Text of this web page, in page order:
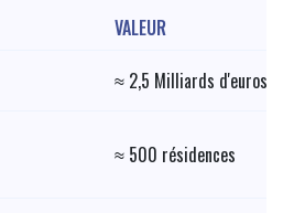
VALEUR
≈ 2,5 Milliards d'euros
≈ 500 résidences